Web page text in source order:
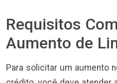
Requisitos
Aumento de
Para solicitar um aumento